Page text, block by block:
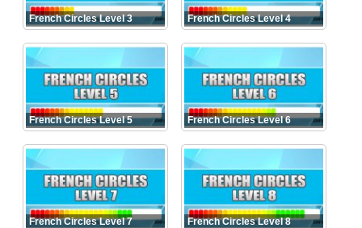
French Circles Level 3 French Circles Level 4
French Circles Level 5 French Circles Level 6
French Circles Level 7 French Circles Level 8